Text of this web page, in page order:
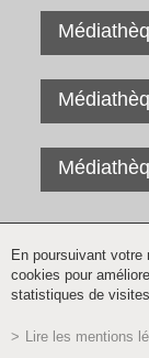
En poursuivant
cookies pour
statistiques de
Lire les mentions